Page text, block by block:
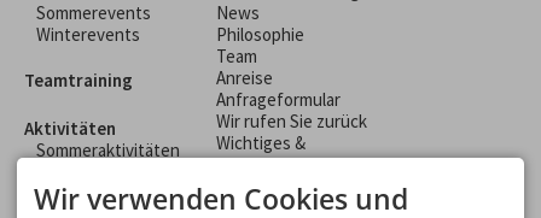
Sommerevents
Winterevents
Teamtraining
Aktivitäten
Sommeraktivitäten
Rahmenprogramme
News
Philosophie
Team
Anreise
Anfrageformular
Wir rufen Sie zurück
Wichtiges &
Wissenswertes
Allgemeine
Geschäftsbedingungen
Wir verwenden Cookies und